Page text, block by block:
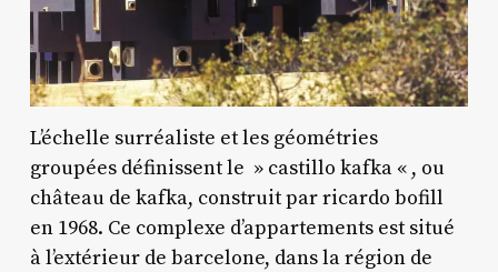
L’échelle surréaliste et les géométries
groupées définissent le » castillo kafka « , ou
château de kafka, construit par ricardo bofill
en 1968. Ce complexe d’appartements est situé
à l’extérieur de barcelone, dans la région de